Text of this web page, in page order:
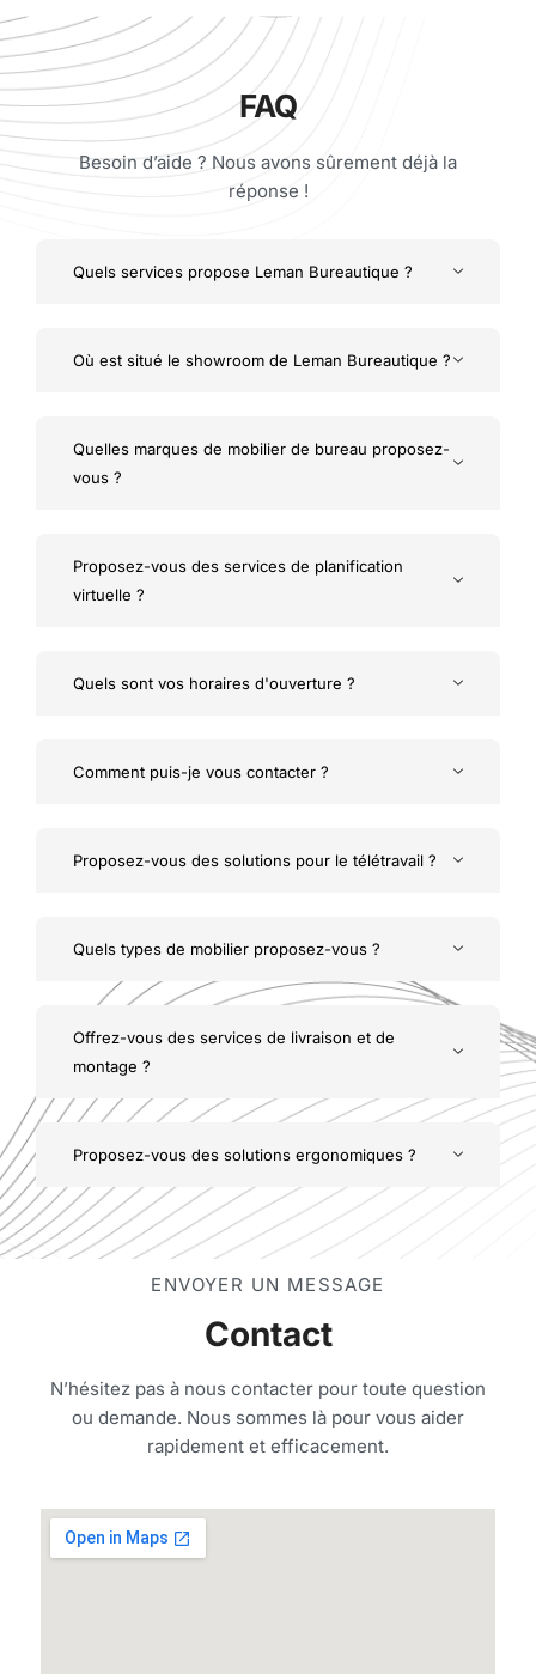
FAQ
Besoin d’aide ? Nous avons sûrement déjà la
réponse !
Quels services propose Leman Bureautique ?
Où est situé le showroom de Leman Bureautique ?
Quelles marques de mobilier de bureau proposez-
vous ?
Proposez-vous des services de planification
virtuelle ?
Quels sont vos horaires d'ouverture ?
Comment puis-je vous contacter ?
Proposez-vous des solutions pour le télétravail ?
Quels types de mobilier proposez-vous ?
Offrez-vous des services de livraison et de
montage ?
Proposez-vous des solutions ergonomiques ?
ENVOYER UN MESSAGE
Contact
N’hésitez pas à nous contacter pour toute question
ou demande. Nous sommes là pour vous aider
rapidement et efficacement.